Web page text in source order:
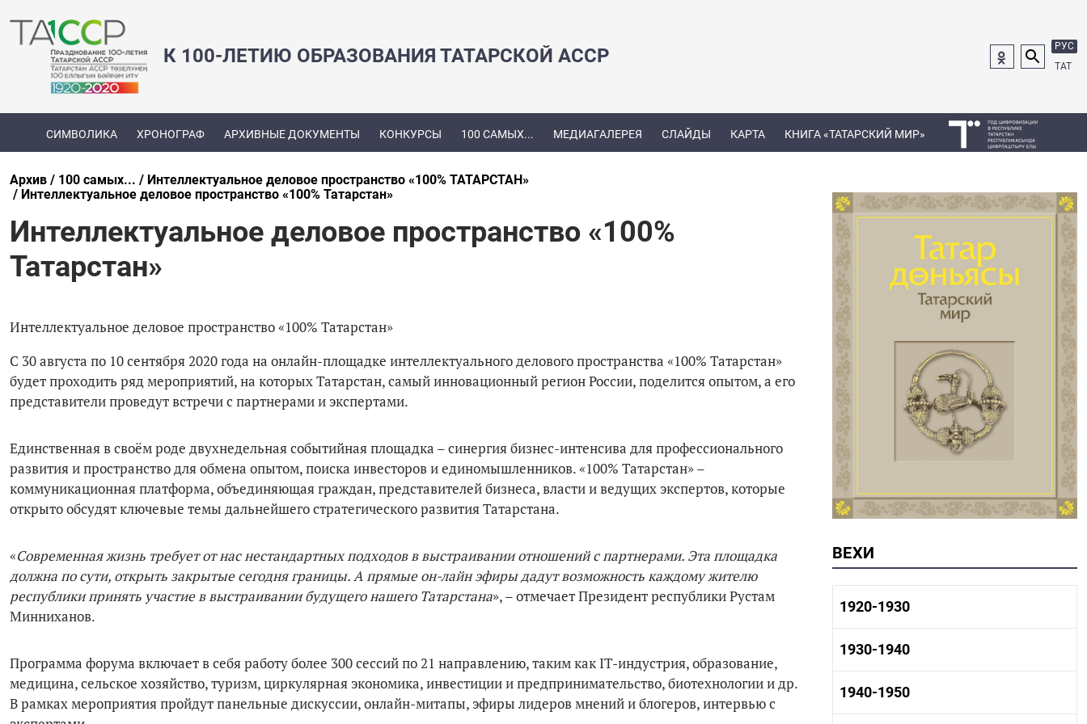
К 100-ЛЕТИЮ ОБРАЗОВАНИЯ ТАТАРСКОЙ АССР
РУС
ТАТ
СИМВОЛИКА ХРОНОГРАФ АРХИВНЫЕ ДОКУМЕНТЫ КОНКУРСЫ 100 САМЫХ... МЕДИАГАЛЕРЕЯ СЛАЙДЫ КАРТА КНИГА «ТАТАРСКИЙ МИР»
Архив 100 самых...
Интеллектуальное деловое пространство «100% ТАТАРСТАН»
Интеллектуальное деловое пространство «100% Татарстан»
Интеллектуальное деловое пространство «100%
Татарстан»
Интеллектуальное деловое пространство «100% Татарстан»
С 30 августа по 10 сентября 2020 года на онлайн-площадке интеллектуального делового пространства «100% Татарстан»
будет проходить ряд мероприятий, на которых Татарстан, самый инновационный регион России, поделится опытом, а его
представители проведут встречи с партнерами и экспертами.
Единственная в своём роде двухнедельная событийная площадка – синергия бизнес-интенсива для профессионального
развития и пространство для обмена опытом, поиска инвесторов и единомышленников. «100% Татарстан» –
коммуникационная платформа, объединяющая граждан, представителей бизнеса, власти и ведущих экспертов, которые
открыто обсудят ключевые темы дальнейшего стратегического развития Татарстана.
«Современная жизнь требует от нас нестандартных подходов в выстраивании отношений с партнерами. Эта площадка
должна по сути, открыть закрытые сегодня границы. А прямые он-лайн эфиры дадут возможность каждому жителю
республики принять участие в выстраивании будущего нашего Татарстана», – отмечает Президент республики Рустам
Минниханов.
Программа форума включает в себя работу более 300 сессий по 21 направлению, таким как IT-индустрия, образование,
медицина, сельское хозяйство, туризм, циркулярная экономика, инвестиции и предпринимательство, биотехнологии и др.
В рамках мероприятия пройдут панельные дискуссии, онлайн-митапы, эфиры лидеров мнений и блогеров, интервью с
ВЕХИ
1920-1930
1920-1930 история
1920-1930 культура
1930-1940
1930-1940 история
1930-1940 культура
1940-1950